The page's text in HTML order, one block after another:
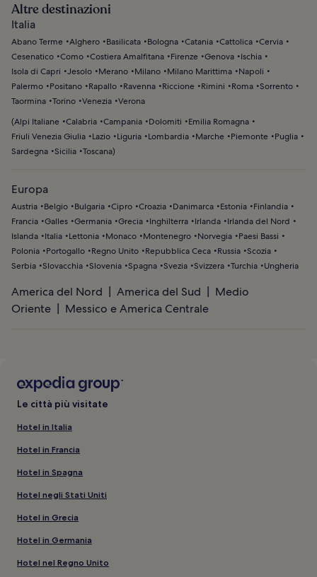
Altre destinazioni
Italia
Abano Terme Alghero Basilicata Bologna Catania Cattolica Cervia
Cesenatico Como Costiera Amalfitana Firenze Genova
Ischia
Isola di Capri
Jesolo Merano Milano Milano Marittima
Napoli
Palermo
Positano Rapallo Ravenna Riccione Rimini Roma Sorrento
Taormina Torino Venezia Verona
(Alpi Italiane Calabria Campania Dolomiti
Emilia Romagna
Friuli Venezia Giulia
Lazio Liguria Lombardia Marche Piemonte
Puglia
Sardegna Sicilia Toscana)
Europa
Austria Belgio Bulgaria Cipro Croazia Danimarca Estonia
Finlandia
Francia Galles Germania Grecia Inghilterra Irlanda
Irlanda del Nord
Islanda
Italia Lettonia Monaco Montenegro Norvegia
Paesi Bassi
Polonia
Portogallo Regno Unito Repubblica Ceca Russia Scozia
Serbia Slovacchia Slovenia Spagna Svezia Svizzera Turchia Ungheria
America del Nord America del Sud
Medio
Oriente
Messico e America Centrale
Le città più visitate
Hotel in Italia
Hotel in Francia
Hotel in Spagna
Hotel negli Stati Uniti
Hotel in Grecia
Hotel in Germania
Hotel nel Regno Unito